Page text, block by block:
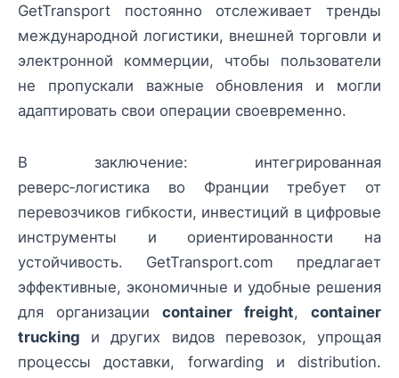
GetTransport постоянно отслеживает тренды
международной логистики, внешней торговли и
электронной коммерции, чтобы пользователи
не пропускали важные обновления и могли
адаптировать свои операции своевременно.
В заключение: интегрированная
реверс‑логистика во Франции требует от
перевозчиков гибкости, инвестиций в цифровые
инструменты и ориентированности на
устойчивость. GetTransport.com предлагает
эффективные, экономичные и удобные решения
для организации container freight, container
trucking и других видов перевозок, упрощая
процессы доставки, forwarding и distribution.